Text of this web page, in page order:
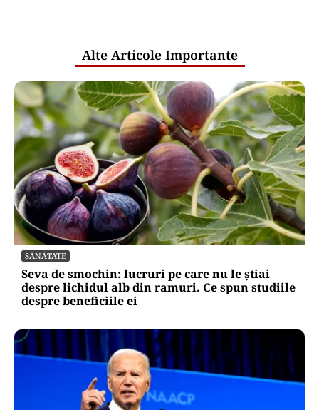
Alte Articole Importante
SĂNĂTATE
Seva de smochin: lucruri pe care nu le știai
despre lichidul alb din ramuri. Ce spun studiile
despre beneficiile ei